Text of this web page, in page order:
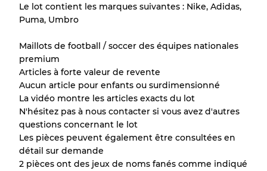
en raison de la vente en gros
Notre système à 3 niveaux
Qualité APresque neuf, usure légère
Qualité BPeu utilisé
Qualité C Usure visible avec taches
Le lot contient les marques suivantes : Nike, Adidas,
Puma, Umbro
Maillots de football / soccer des équipes nationales
premium
Articles à forte valeur de revente
Aucun article pour enfants ou surdimensionné
La vidéo montre les articles exacts du lot
N'hésitez pas à nous contacter si vous avez d'autres
questions concernant le lot
Les pièces peuvent également être consultées en
détail sur demande
2 pièces ont des jeux de noms fanés comme indiqué